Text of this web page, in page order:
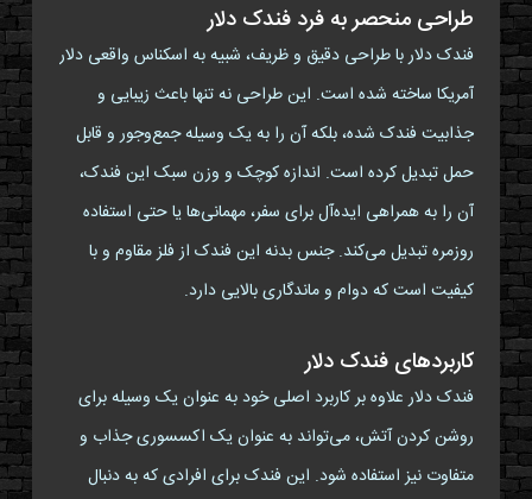
طراحی منحصر به فرد فندک دلار
فندک دلار با طراحی دقیق و ظریف، شبیه به اسکناس واقعی دلار
آمریکا ساخته شده است. این طراحی نه تنها باعث زیبایی و
جذابیت فندک شده، بلکه آن را به یک وسیله جمع‌وجور و قابل
حمل تبدیل کرده است. اندازه کوچک و وزن سبک این فندک،
آن را به همراهی ایده‌آل برای سفر، مهمانی‌ها یا حتی استفاده
روزمره تبدیل می‌کند. جنس بدنه این فندک از فلز مقاوم و با
کیفیت است که دوام و ماندگاری بالایی دارد.
کاربردهای فندک دلار
فندک دلار علاوه بر کاربرد اصلی خود به عنوان یک وسیله برای
روشن کردن آتش، می‌تواند به عنوان یک اکسسوری جذاب و
متفاوت نیز استفاده شود. این فندک برای افرادی که به دنبال